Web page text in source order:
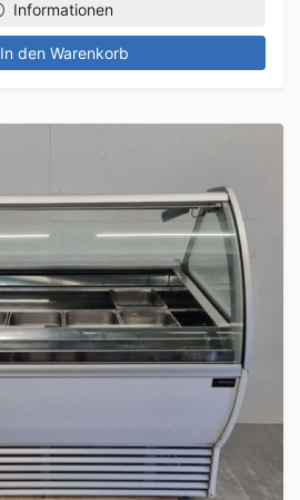
Informationen
In den Warenkorb